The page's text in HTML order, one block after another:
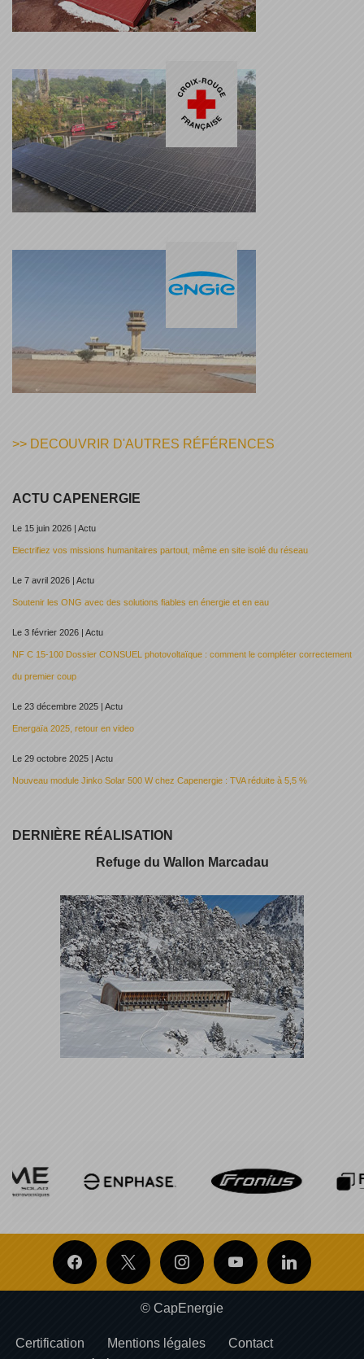
>> DECOUVRIR D'AUTRES RÉFÉRENCES
ACTU CAPENERGIE
Le 15 juin 2026 | Actu
Electrifiez vos missions humanitaires partout, même en site isolé du réseau
Le 7 avril 2026 | Actu
Soutenir les ONG avec des solutions fiables en énergie et en eau
Le 3 février 2026 | Actu
NF C 15-100 Dossier CONSUEL photovoltaïque : comment le compléter correctement
du premier coup
Le 23 décembre 2025 | Actu
Energaïa 2025, retour en video
Le 29 octobre 2025 | Actu
Nouveau module Jinko Solar 500 W chez Capenergie : TVA réduite à 5,5 %
DERNIÈRE RÉALISATION
Refuge du Wallon Marcadau
© CapEnergie
Certification Mentions légales
Contact